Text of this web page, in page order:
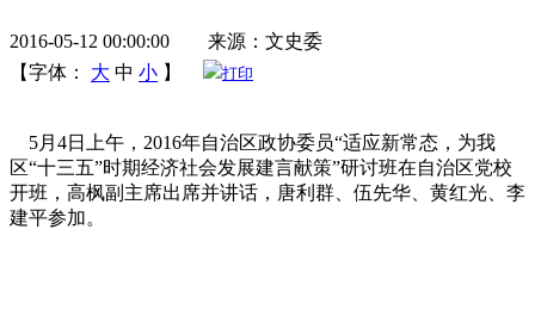
2016-05-12 00:00:00 来源：文史委
【字体：
大 中 小 】 打印
5月4日上午，2016年自治区政协委员“适应新常态，为我
区“十三五”时期经济社会发展建言献策”研讨班在自治区党校
开班，高枫副主席出席并讲话，唐利群、伍先华、黄红光、李
建平参加。